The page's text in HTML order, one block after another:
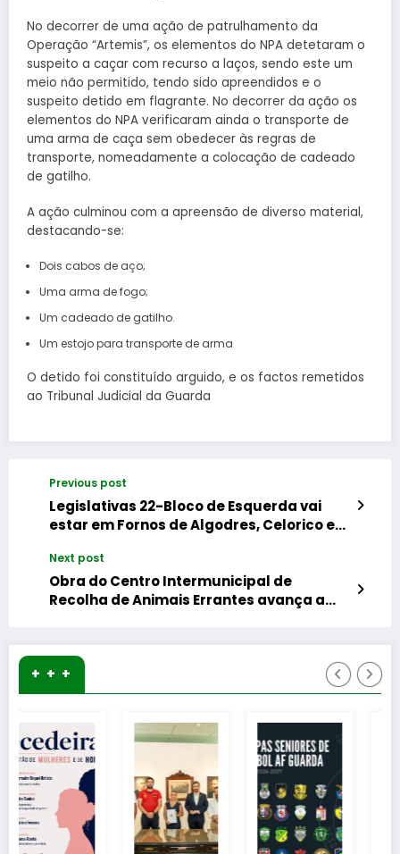
No decorrer de uma ação de patrulhamento da
Operação “Artemis”, os elementos do NPA detetaram o
suspeito a caçar com recurso a laços, sendo este um
meio não permitido, tendo sido apreendidos e o
suspeito detido em flagrante. No decorrer da ação os
elementos do NPA verificaram ainda o transporte de
uma arma de caça sem obedecer às regras de
transporte, nomeadamente a colocação de cadeado
de gatilho.
A ação culminou com a apreensão de diverso material,
destacando-se:
Dois cabos de aço;
Uma arma de fogo;
Um cadeado de gatilho.
Um estojo para transporte de arma
O detido foi constituído arguido, e os factos remetidos
ao Tribunal Judicial da Guarda
Previous post
Legislativas 22-Bloco de Esquerda vai
estar em Fornos de Algodres, Celorico e
Next post
Obra do Centro Intermunicipal de
Recolha de Animais Errantes avança a
+ + +